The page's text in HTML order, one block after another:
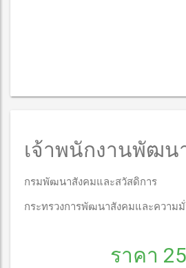
เจ้าพนักงานพัฒน
กรมพัฒนาสังคมและสวัสดิการ
กระทรวงการพัฒนาสังคมและความ
ราคา